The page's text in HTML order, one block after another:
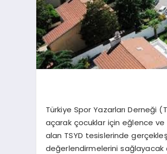
Türkiye Spor Yazarları Derneği
açarak çocuklar için eğlence
alan TSYD tesislerinde
değerlendirmelerini